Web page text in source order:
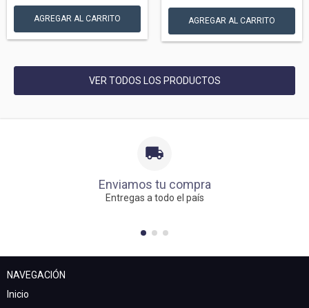
VER TODOS LOS PRODUCTOS
Enviamos tu compra
Entregas a todo el país
NAVEGACIÓN
Inicio